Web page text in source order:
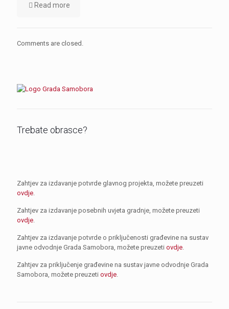
Read more
Comments are closed.
Trebate obrasce?
Zahtjev za izdavanje potvrde glavnog projekta, možete preuzeti
ovdje.
Zahtjev za izdavanje posebnih uvjeta gradnje, možete preuzeti
ovdje.
Zahtjev za izdavanje potvrde o priključenosti građevine na sustav
javne odvodnje Grada Samobora, možete preuzeti ovdje.
Zahtjev za priključenje građevine na sustav javne odvodnje Grada
Samobora, možete preuzeti ovdje.